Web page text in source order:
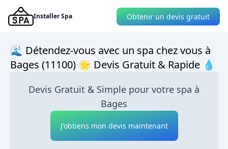
Installer Spa Obtenir un devis gratuit
🌊 Détendez-vous avec un spa chez vous à
Bages (11100) 🌟 Devis Gratuit & Rapide 💧
Devis Gratuit & Simple pour votre spa à
Bages
J'obtiens mon devis maintenant